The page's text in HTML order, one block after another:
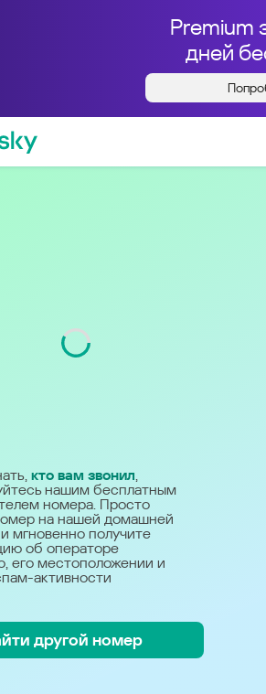
Premium
дней
звонил с номера
кто вам звонил,
нашим бесплатным
номера. Просто
на нашей домашней
мгновенно получите
об операторе
его местоположении и
активности
другой номер